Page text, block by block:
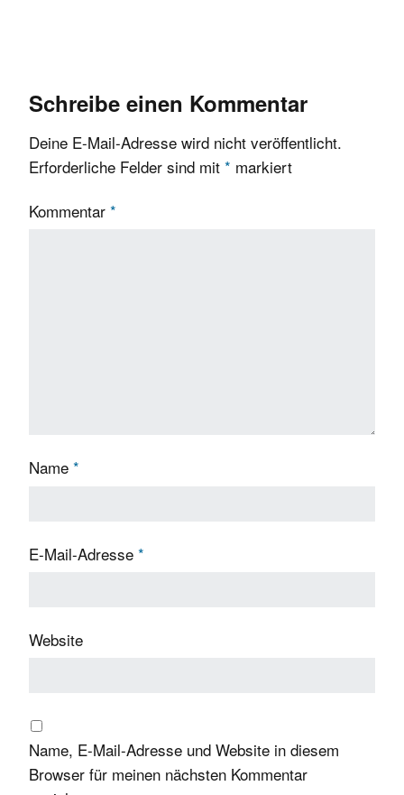
Schreibe einen Kommentar
Deine E-Mail-Adresse wird nicht veröffentlicht.
Erforderliche Felder sind mit * markiert
Kommentar *
Name *
E-Mail-Adresse *
Website
Name, E-Mail-Adresse und Website in diesem
Browser für meinen nächsten Kommentar